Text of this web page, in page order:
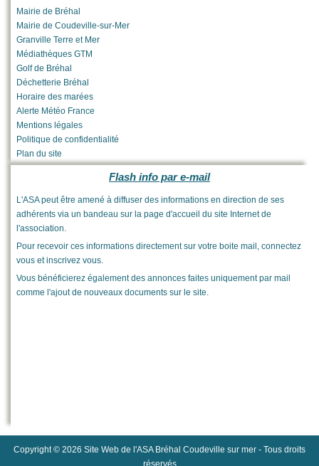
Mairie de Bréhal
Mairie de Coudeville-sur-Mer
Granville Terre et Mer
Médiathèques GTM
Golf de Bréhal
Déchetterie Bréhal
Horaire des marées
Alerte Météo France
Mentions légales
Politique de confidentialité
Plan du site
Flash info par e-mail
L'ASA peut être amené à diffuser des informations en direction de ses
adhérents via un bandeau sur la page d'accueil du site Internet de
l'association.
Pour recevoir ces informations directement sur votre boite mail, connectez
vous et inscrivez vous.
Vous bénéficierez également des annonces faites uniquement par mail
comme l'ajout de nouveaux documents sur le site.
Copyright © 2026 Site Web de l'ASA Bréhal Coudeville sur mer - Tous droits
réservés